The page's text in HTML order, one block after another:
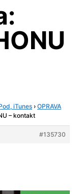
iTunes › OPRAVA
– kontakt
#135730